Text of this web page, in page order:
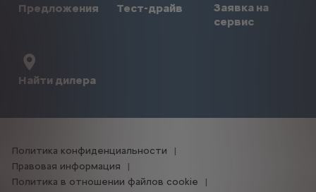
Предложения Тест-драйв
Заявка на
сервис
Найти дилера
Политика конфиденциальности
Правовая информация
Политика в отношении файлов cookie